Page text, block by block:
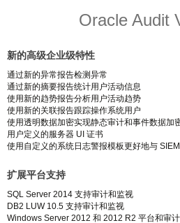
Oracle Audit
新的高级企业级特性
通过新的异常报告检测异常
通过新的摘要报告统计用户活动信息
使用新的趋势报告分析用户活动趋势
使用新的关联报告跟踪操作系统用户
使用透明数据加密实现静态审计和事件数据加
用户定义的服务器 UI 证书
使用自定义的系统日志警报模板更好地与
扩展平台支持
SQL Server 2014 支持审计和监视
DB2 LUW 10.5 支持审计和监视
Windows Server 2012 和 2012 R2 平台和审